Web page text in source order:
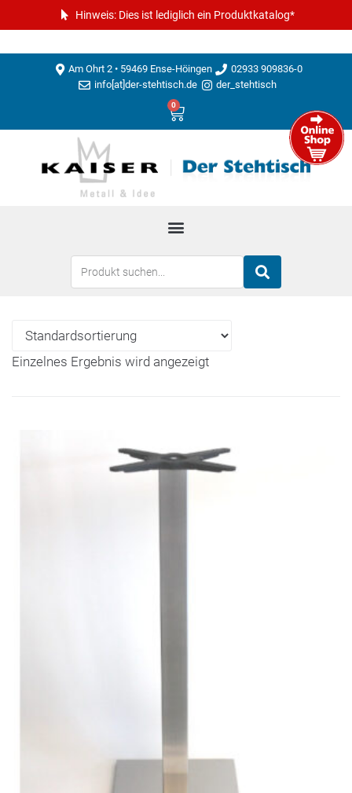
Hinweis: Dies ist lediglich ein Produktkatalog*
Am Ohrt 2 • 59469 Ense-Höingen
02933 909836-0
info[at]der-stehtisch.de
der_stehtisch
0
Einzelnes Ergebnis wird angezeigt